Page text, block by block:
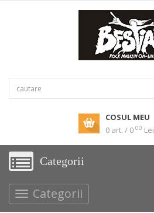
COSUL MEU
0 art. / 0 00 Lei
Categorii
Categorii